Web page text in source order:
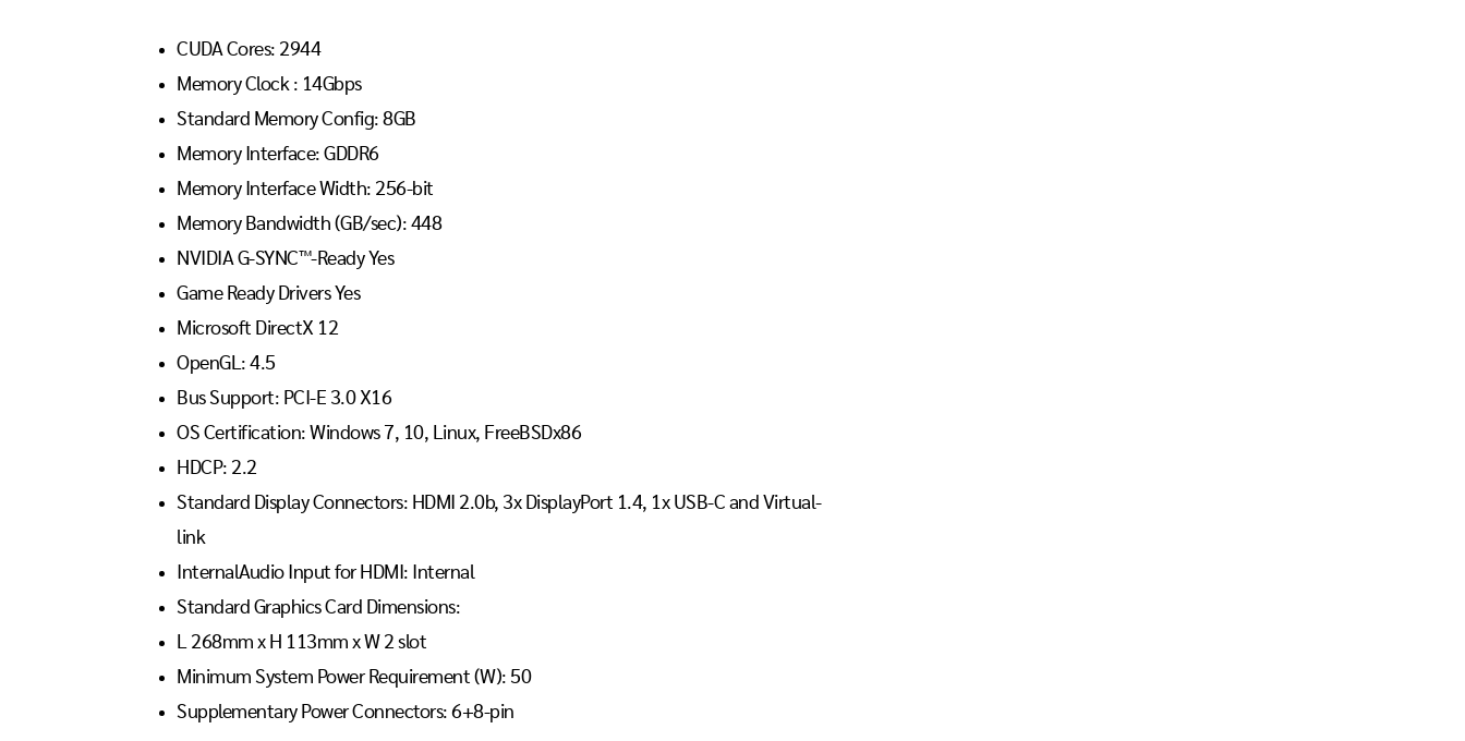
CUDA Cores: 2944
Memory Clock : 14Gbps
Standard Memory Config: 8GB
Memory Interface: GDDR6
Memory Interface Width: 256-bit
Memory Bandwidth (GB/sec): 448
NVIDIA G-SYNC™-Ready Yes
Game Ready Drivers Yes
Microsoft DirectX 12
OpenGL: 4.5
Bus Support: PCI-E 3.0 X16
OS Certification: Windows 7, 10, Linux, FreeBSDx86
HDCP: 2.2
Standard Display Connectors: HDMI 2.0b, 3x DisplayPort 1.4, 1x USB-C and Virtual-
link
InternalAudio Input for HDMI: Internal
Standard Graphics Card Dimensions:
L 268mm x H 113mm x W 2 slot
Minimum System Power Requirement (W): 50
Supplementary Power Connectors: 6+8-pin